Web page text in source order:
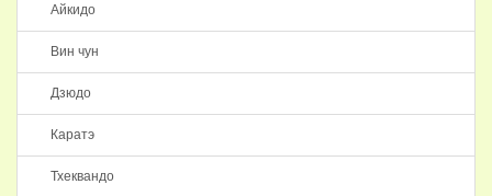
Айкидо
Вин чун
Дзюдо
Каратэ
Тхеквандо